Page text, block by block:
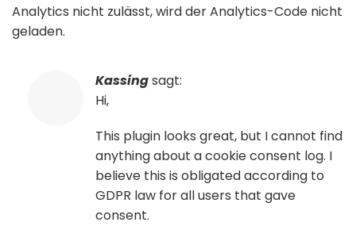
Analytics nicht zulässt, wird der Analytics-Code nicht
geladen.
Kassingsagt:
Hi,
This plugin looks great, but I cannot find
anything about a cookie consent log. I
believe this is obligated according to
GDPR law for all users that gave
consent.